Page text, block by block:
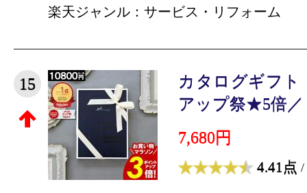
楽天ジャンル：サービス・リフォーム
15
カタログギフト
アップ祭★5倍／
7,680円
4.41点 /